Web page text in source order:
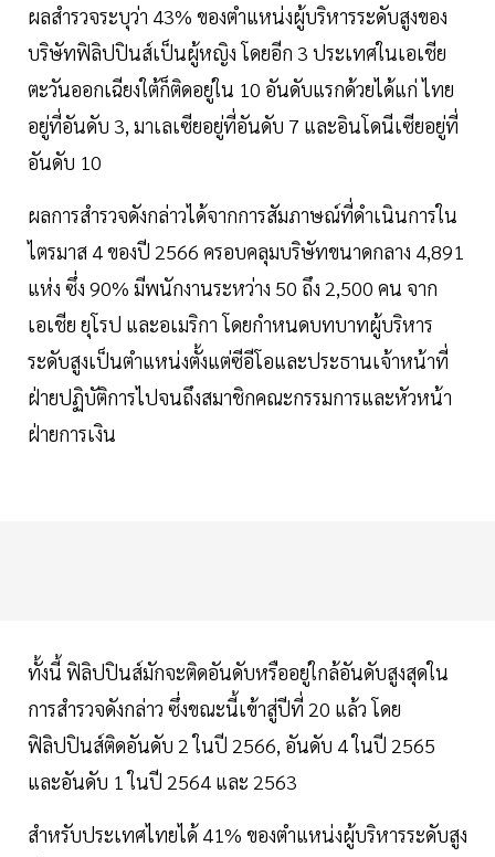
ผลสำรวจระบุว่า 43% ของตำแหน่งผู้บริหารระดับสูงของ
บริษัทฟิลิปปินส์เป็นผู้หญิง โดยอีก 3 ประเทศในเอเชีย
ตะวันออกเฉียงใต้ก็ติดอยู่ใน 10 อันดับแรกด้วยได้แก่ ไทย
อยู่ที่อันดับ 3, มาเลเซียอยู่ที่อันดับ 7 และอินโดนีเซียอยู่ที่
อันดับ 10
ผลการสำรวจดังกล่าวได้จากการสัมภาษณ์ที่ดำเนินการใน
ไตรมาส 4 ของปี 2566 ครอบคลุมบริษัทขนาดกลาง 4,891
แห่ง ซึ่ง 90% มีพนักงานระหว่าง 50 ถึง 2,500 คน จาก
เอเชีย ยุโรป และอเมริกา โดยกำหนดบทบาทผู้บริหาร
ระดับสูงเป็นตำแหน่งตั้งแต่ซีอีโอและประธานเจ้าหน้าที่
ฝ่ายปฏิบัติการไปจนถึงสมาชิกคณะกรรมการและหัวหน้า
ฝ่ายการเงิน
ทั้งนี้ ฟิลิปปินส์มักจะติดอันดับหรืออยู่ใกล้อันดับสูงสุดใน
การสำรวจดังกล่าว ซึ่งขณะนี้เข้าสู่ปีที่ 20 แล้ว โดย
ฟิลิปปินส์ติดอันดับ 2 ในปี 2566, อันดับ 4 ในปี 2565
และอันดับ 1 ในปี 2564 และ 2563
สำหรับประเทศไทยได้ 41% ของตำแหน่งผู้บริหารระดับสูง